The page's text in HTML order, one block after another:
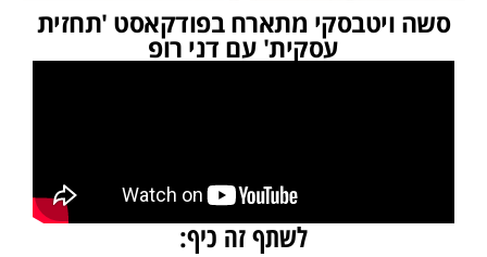
סשה ויטבסקי מתארח בפודקאסט 'תחזית
עסקית' עם דני רופ
לשתף זה כיף: